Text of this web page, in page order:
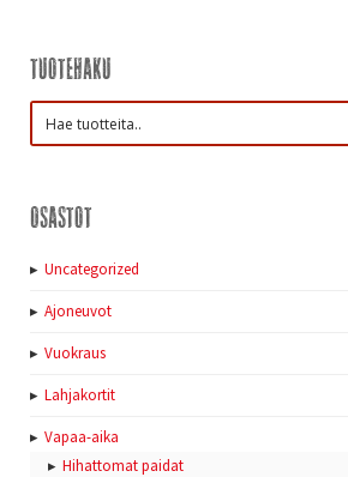
Tuotehaku
Osastot
Uncategorized
Ajoneuvot
Vuokraus
Lahjakortit
Vapaa-aika
Hihattomat paidat